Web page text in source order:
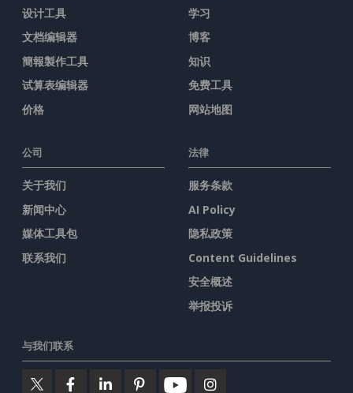
设计工具
文档编辑器
簡報製作工具
试算表编辑器
价格
学习
博客
知识
免费工具
网站地图
公司
关于我们
新闻中心
媒体工具包
联系我们
法律
服务条款
AI Policy
隐私政策
Content Guidelines
安全概述
举报投诉
与我们联系